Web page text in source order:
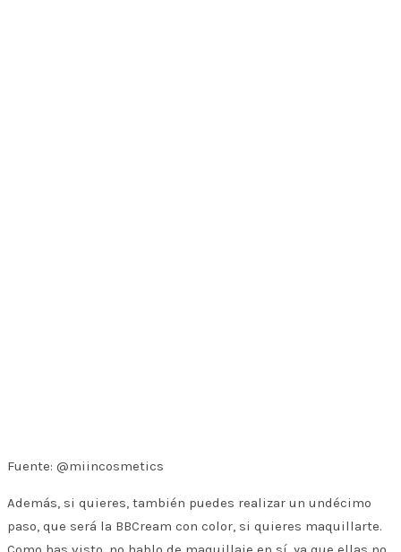
Fuente: @miincosmetics
Además, si quieres, también puedes realizar un undécimo
paso, que será la BBCream con color, si quieres maquillarte.